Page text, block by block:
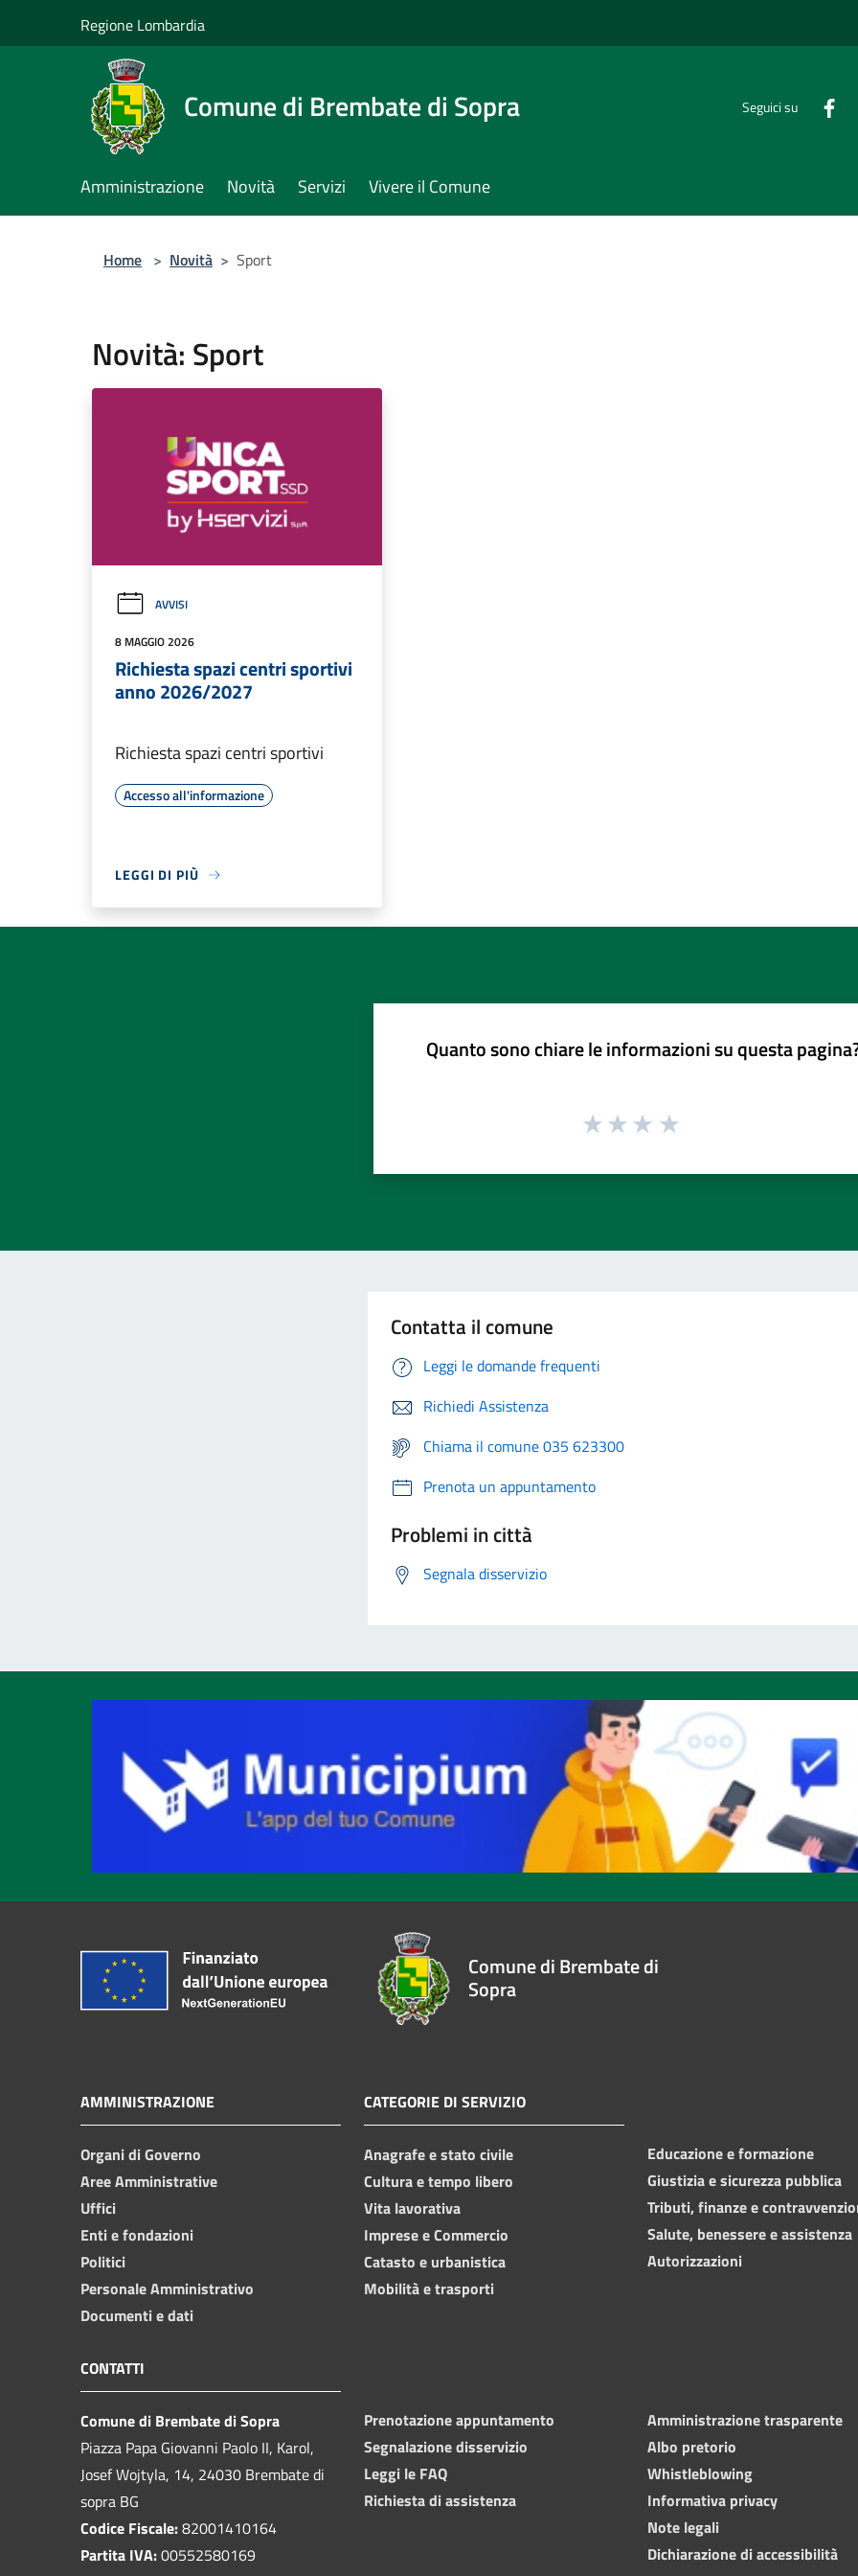
Regione Lombardia
Comune di Brembate di Sopra Seguici su
Amministrazione Novità Servizi Vivere il Comune
Home > Novità > Sport
Novità: Sport
AVVISI
8 MAGGIO 2026
Richiesta spazi centri sportivi
anno 2026/2027
Richiesta spazi centri sportivi
Accesso all'informazione
LEGGI DI PIÙ
Quanto sono chiare le informazioni su questa
Contatta il comune
Leggi le domande frequenti
Richiedi Assistenza
Chiama il comune 035 623300
Prenota un appuntamento
Problemi in città
Segnala disservizio
Comune di Brembate di
Sopra
AMMINISTRAZIONE
Organi di Governo
Aree Amministrative
Uffici
Enti e fondazioni
Politici
Personale Amministrativo
Documenti e dati
CATEGORIE DI SERVIZIO
Anagrafe e stato civile
Cultura e tempo libero
Vita lavorativa
Imprese e Commercio
Catasto e urbanistica
Mobilità e trasporti
Educazione e formazione
Giustizia e sicurezza pubblica
Tributi, finanze e
Salute, benessere e assistenza
Autorizzazioni
CONTATTI
Comune di Brembate di Sopra
Piazza Papa Giovanni Paolo II, Karol,
Josef Wojtyla, 14, 24030 Brembate di
sopra BG
Codice Fiscale:82001410164
Partita IVA:00552580169
Prenotazione appuntamento
Segnalazione disservizio
Leggi le FAQ
Richiesta di assistenza
Amministrazione trasparente
Albo pretorio
Whistleblowing
Informativa privacy
Note legali
Dichiarazione di accessibilità